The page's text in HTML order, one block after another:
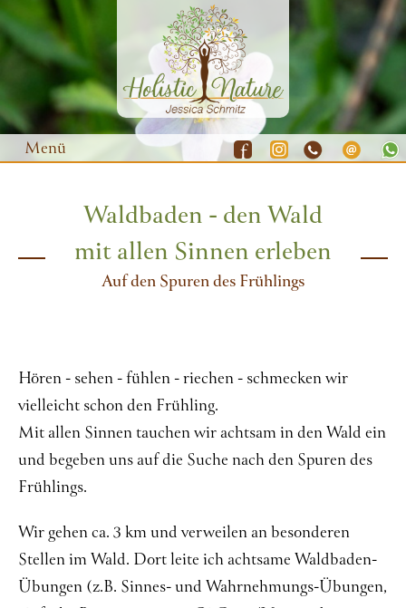
Menü
Waldbaden
Yoga
Natur-Coaching
Termine
Über mich
Kontakt
Waldbaden - den Wald
mit allen Sinnen erleben
Auf den Spuren des Frühlings
Hören - sehen - fühlen - riechen - schmecken wir
vielleicht schon den Frühling.
Mit allen Sinnen tauchen wir achtsam in den Wald ein
und begeben uns auf die Suche nach den Spuren des
Frühlings.
Wir gehen ca. 3 km und verweilen an besonderen
Stellen im Wald. Dort leite ich achtsame Waldbaden-
Übungen (z.B. Sinnes- und Wahrnehmungs-Übungen,